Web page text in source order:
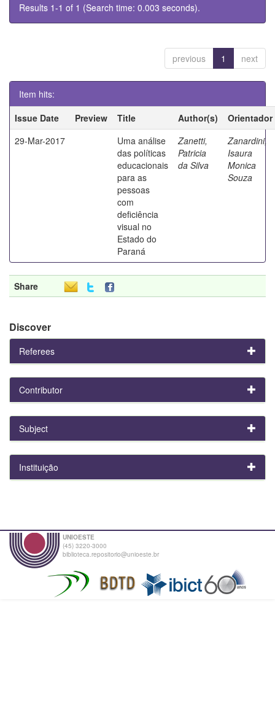
Results 1-1 of 1 (Search time: 0.003 seconds).
previous 1 next
Item hits:
Issue Date
Preview Title Author(s)
Orientador
29-Mar-2017
Uma análise
das políticas
educacionais
para as
pessoas
com
deficiência
visual no
Estado do
Paraná
Zanetti,
Patricia
da Silva
Zanardini,
Isaura
Monica
Souza
Share
Discover
Referees
Contributor
Subject
Instituição
UNIOESTE
(45) 3220-3000
biblioteca.repositorio@unioeste.br